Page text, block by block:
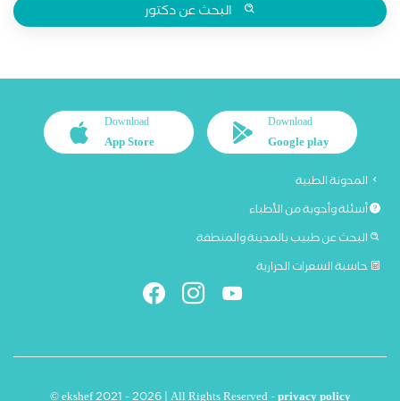
البحث عن دكتور
Download
Google play
Download
App Store
المدونة الطبية
أسئلة وأجوبة من الأطباء
البحث عن طبيب بالمدينة والمنطقة
حاسبة السعرات الحرارية